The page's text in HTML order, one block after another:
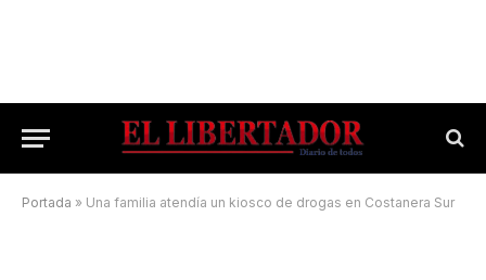
Portada » Una familia atendía un kiosco de drogas en Costanera Sur